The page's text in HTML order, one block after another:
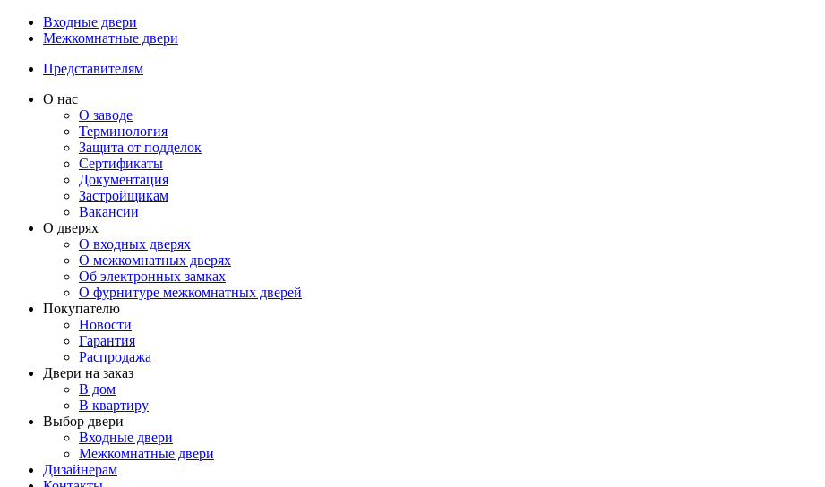
Входные двери
Межкомнатные двери
Представителям
О нас
О заводе
Терминология
Защита от подделок
Сертификаты
Документация
Застройщикам
Вакансии
О дверях
О входных дверях
О межкомнатных дверях
Об электронных замках
О фурнитуре межкомнатных дверей
Покупателю
Новости
Гарантия
Распродажа
Двери на заказ
В дом
В квартиру
Выбор двери
Входные двери
Межкомнатные двери
Дизайнерам